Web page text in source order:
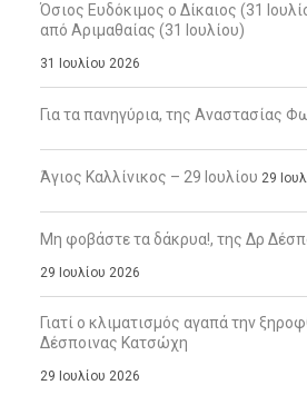
Όσιος Ευδόκιμος ο Δίκαιος (31
από Αριμαθαίας (31 Ιουλίου)
31 Ιουλίου 2026
Για τα πανηγύρια, της Αναστασίας
Άγιος Καλλίνικος – 29 Ιουλίου 29
Μη φοβάστε τα δάκρυα!, της Δρ
29 Ιουλίου 2026
Γιατί ο κλιματισμός αγαπά την
Δέσποινας Κατσώχη
29 Ιουλίου 2026